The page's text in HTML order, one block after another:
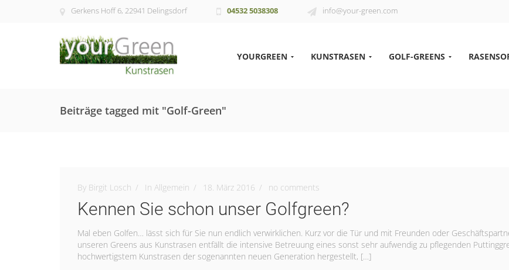
Gerkens Hoff 6, 22941 Delingsdorf 04532 5038308 info@your-green.com
YOURGREEN KUNSTRASEN GOLF-GREENS
Beiträge tagged mit "Golf-Green"
By Birgit Losch In Allgemein 18. März 2016 no comments
Kennen Sie schon unser Golfgreen?
Mal eben Golfen… lässt sich für Sie nun endlich verwirklichen. Kurz vor die Tür und mit Freunden oder
unseren Greens aus Kunstrasen entfällt die intensive Betreuung eines sonst sehr aufwendig zu pflegenden
hochwertigstem Kunstrasen der sogenannten neuen Generation hergestellt, […]